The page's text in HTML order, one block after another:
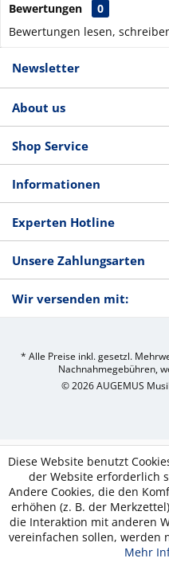
Bewertungen
0
Bewertungen lesen,
Newsletter
About us
Shop Service
Informationen
Experten Hotline
Unsere Zahlungsarten
Wir versenden mit:
* Alle Preise inkl. gesetzl.
Nachnahmegebühren,
© 2026 AUGEMUS
Diese Website benutzt
der Website erforderlich
Andere Cookies, die den
erhöhen (z. B. der
die Interaktion mit anderen
vereinfachen sollen, werden
Mehr